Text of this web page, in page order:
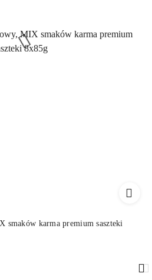
smaków karma premium saszteki